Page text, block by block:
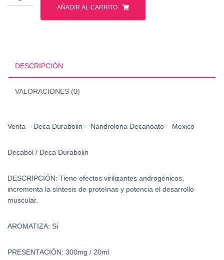
-
cantidad
AÑADIR AL CARRITO
DESCRIPCIÓN
VALORACIONES (0)
Venta – Deca Durabolin – Nandrolona Decanoato – Mexico
Decabol / Deca Durabolin
DESCRIPCIÓN: Tiene efectos virilizantes androgénicos,
incrementa la síntesis de proteínas y potencia el desarrollo
muscular.
AROMATIZA: Si
PRESENTACIÓN: 300mg / 20ml